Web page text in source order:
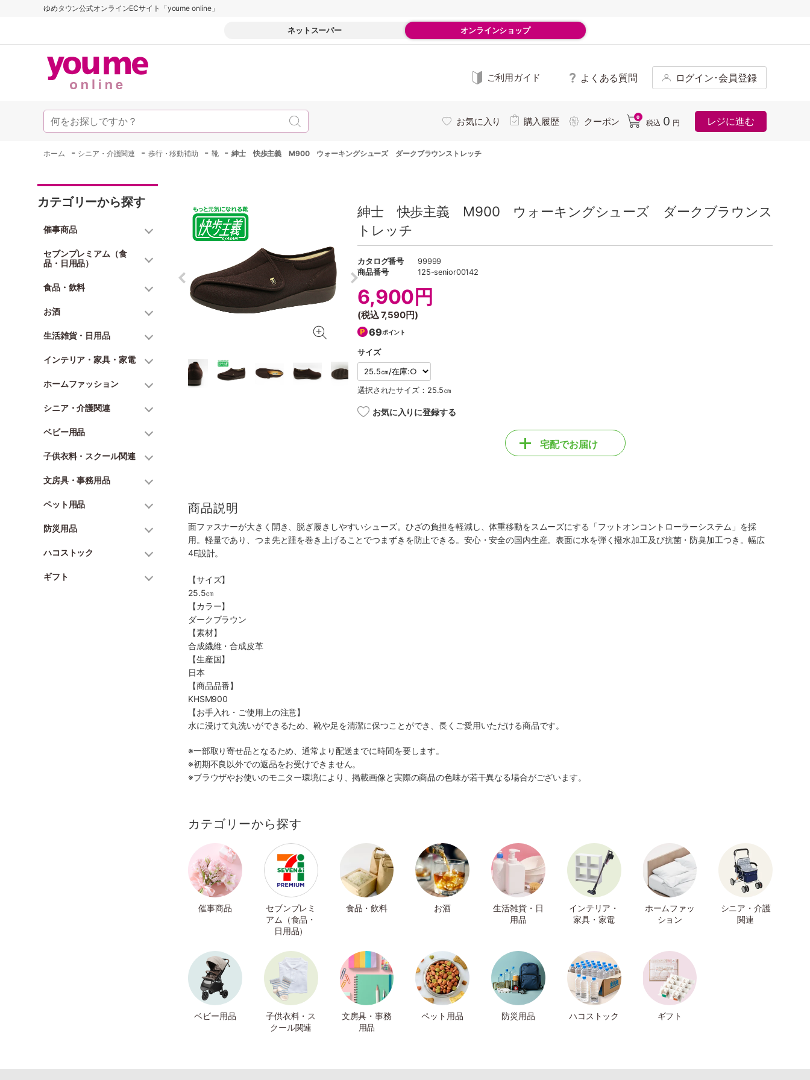
ゆめタウン公式オンラインECサイト「youme online」
ネットスーパー オンラインショップ
ご利用ガイド よくある質問 ログイン･会員登録
お気に入り 購入履歴 クーポン 0
税込 0 円 レジに進む
ホーム - シニア・介護関連 - 歩行・移動補助 - 靴 -紳士 快歩主義 M900 ウォーキングシューズ ダークブラウンストレッチ
カテゴリーから探す
催事商品
セブンプレミアム（食
品・日用品）
食品・飲料
お酒
生活雑貨・日用品
インテリア・家具・家電
ホームファッション
シニア・介護関連
ベビー用品
子供衣料・スクール関連
文房具・事務用品
ペット用品
防災用品
ハコストック
ギフト
紳士 快歩主義 M900 ウォーキングシューズ ダークブラウンス
トレッチ
カタログ番号
99999
商品番号
125-senior00142
6,900円
(税込7,590円)
69ポイント
サイズ
選択されたサイズ：25.5㎝
お気に入りに登録する
宅配でお届け
商品説明
面ファスナーが大きく開き、脱ぎ履きしやすいシューズ。ひざの負担を軽減し、体重移動をスムーズにする「フットオンコントローラーシステム」を採
用。軽量であり、つま先と踵を巻き上げることでつまずきを防止できる。安心・安全の国内生産。表面に水を弾く撥水加工及び抗菌・防臭加工つき。幅広
4E設計。
【サイズ】
25.5㎝
【カラー】
ダークブラウン
【素材】
合成繊維・合成皮革
【生産国】
日本
【商品品番】
KHSM900
【お手入れ・ご使用上の注意】
水に浸けて丸洗いができるため、靴や足を清潔に保つことができ、長くご愛用いただける商品です。
※一部取り寄せ品となるため、通常より配送までに時間を要します。
※初期不良以外での返品をお受けできません。
※ブラウザやお使いのモニター環境により、掲載画像と実際の商品の色味が若干異なる場合がございます。
カテゴリーから探す
催事商品
セブンプレミ
アム（食品・
日用品）
食品・飲料 お酒
生活雑貨・日
用品
インテリア・
家具・家電
ホームファッ
ション
シニア・介護
関連
ベビー用品
子供衣料・ス
クール関連
文房具・事務
用品
ペット用品 防災用品 ハコストック ギフト